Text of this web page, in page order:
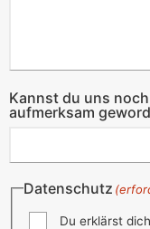
Kannst du uns
aufmerksam
Datenschutz
Du erklärst